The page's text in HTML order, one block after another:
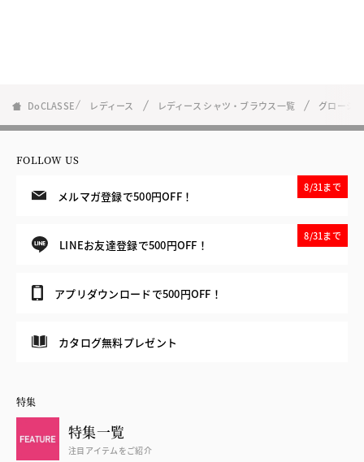
DoCLASSE レディース レディース シャツ・ブラウス一覧 グロージ
FOLLOW US
メルマガ登録で500円OFF！
8/31まで
LINEお友達登録で500円OFF！
8/31まで
アプリダウンロードで500円OFF！
カタログ無料プレゼント
特集
特集一覧
注目アイテムをご紹介